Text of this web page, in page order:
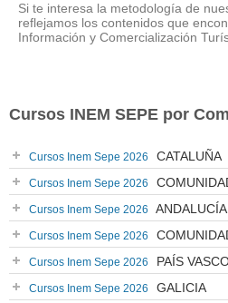
Si te interesa la metodología de
reflejamos los contenidos que
Información y Comercialización
Cursos INEM SEPE por
Cursos Inem Sepe 2026 CATALUÑA
Cursos Inem Sepe 2026
Cursos Inem Sepe 2026 ANDALUCÍA
Cursos Inem Sepe 2026
Cursos Inem Sepe 2026 PAÍS
Cursos Inem Sepe 2026 GALICIA